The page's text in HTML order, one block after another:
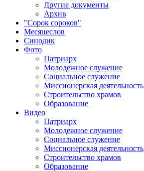
Другие документы
Архив
"Сорок сороков"
Месяцеслов
Синодик
Фото
Патриарх
Молодежное служение
Социальное служение
Миссионерская деятельность
Строительство храмов
Образование
Видео
Патриарх
Молодежное служение
Социальное служение
Миссионерская деятельность
Строительство храмов
Образование